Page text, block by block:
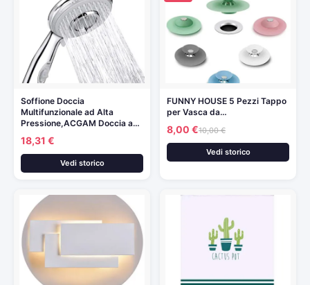
Soffione Doccia
Multifunzionale ad Alta
Pressione,ACGAM Doccia a…
18,31 €
Vedi storico
FUNNY HOUSE 5 Pezzi Tappo
per Vasca da…
8,00 €10,00 €
Vedi storico